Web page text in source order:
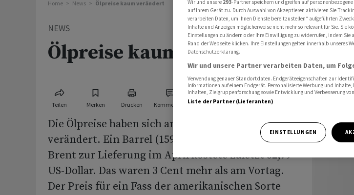
Home News Ölpreise kaum verändert
NEWS
Ölpreise kaum verändert
Teilen Merken Drucken Kommentare
Die Ölpreise haben sich am Mittwoch wenig
verändert. Ein Barrel (159 Liter) der Nordseesorte
Brent zur Lieferung im April kostete zuletzt 82,79
US-Dollar. Das waren 3 Cent mehr als am Vortag.
Der Preis für ein Fass der amerikanischen Sorte
Wir und unsere 293-Partner speichern und greifen auf
auf Ihrem Gerät zu. Durch Auswahl von Akzeptieren aktivieren Sie
verarbeiten Daten, um Ihnen Dienste bereitzustellen“ aufgeführten
Inhalte und Anzeigen möglicherweise nicht mehr so relevant für Sie. Sie
Einstellungen zu ändern oder Ihre Einwilligung zu widerrufen, indem Sie
Rand der Webseite klicken. Ihre Einstellungen gelten innerhalb unseres
Datenschutzerklärung.
Wir und unsere Partner verarbeiten Daten, um
Verwendung genauer Standortdaten. Endgeräteeigenschaften zur
Informationen auf einem Endgerät. Personalisierte Werbung und Inhalte,
Inhalten, Zielgruppenforschung sowie Entwicklung und Verbesserung
Liste der Partner (Lieferanten)
EINSTELLUNGEN